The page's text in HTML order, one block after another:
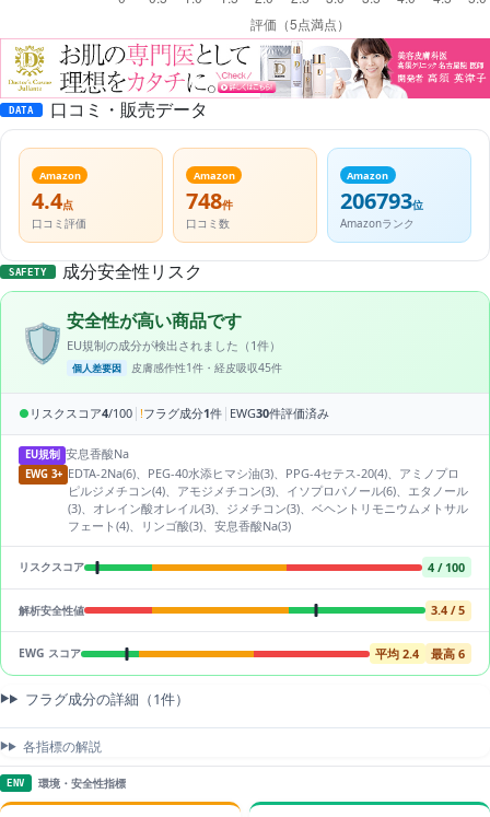
DATA 口コミ・販売データ
Amazon
4.4点
口コミ評価
Amazon
748件
口コミ数
Amazon
206793位
Amazonランク
SAFETY 成分安全性リスク
🛡️安全性が高い商品です
EU規制の成分が検出されました（1件）
個人差要因 皮膚感作性1件・経皮吸収45件
● リスクスコア4/100 | !フラグ成分1件 | EWG30件評価済み
EU規制 安息香酸Na
EWG 3+ EDTA-2Na(6)、PEG-40水添ヒマシ油(3)、PPG-4セテス-20(4)、アミノプロ
ピルジメチコン(4)、アモジメチコン(3)、イソプロパノール(6)、エタノール
(3)、オレイン酸オレイル(3)、ジメチコン(3)、ベヘントリモニウムメトサル
フェート(4)、リンゴ酸(3)、安息香酸Na(3)
リスクスコア 4 / 100
解析安全性値 3.4 / 5
EWG スコア 平均 2.4 最高 6
フラグ成分の詳細（1件）
各指標の解説
ENV 環境・安全性指標